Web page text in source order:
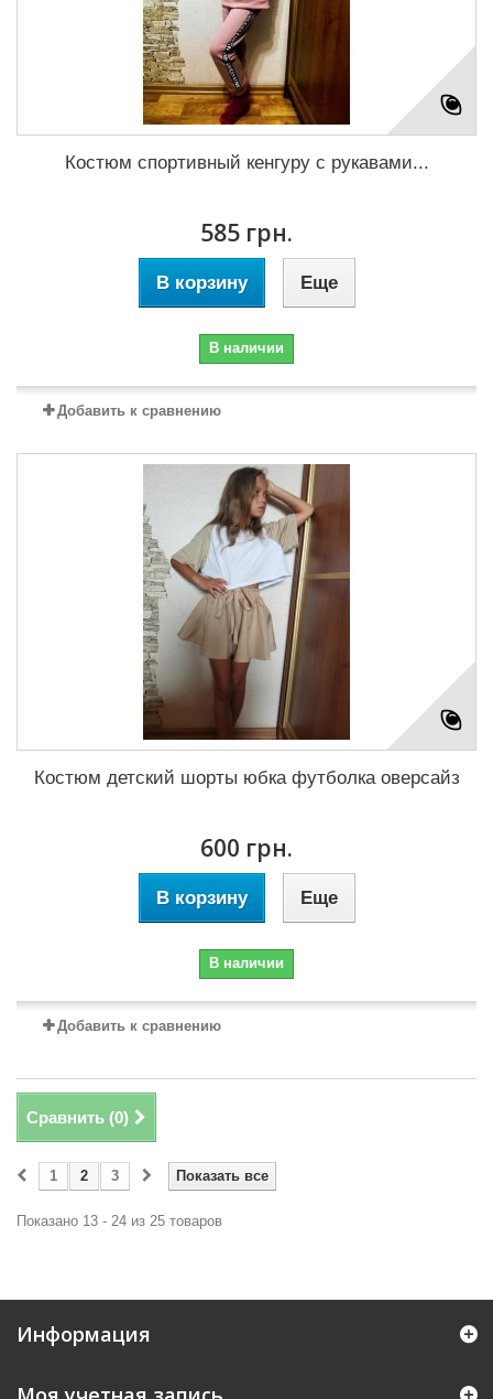
Костюм спортивный кенгуру с рукавами...
585 грн.
В корзину Еще
В наличии
Добавить к сравнению
Костюм детский шорты юбка футболка оверсайз
600 грн.
В корзину Еще
В наличии
Добавить к сравнению
Сравнить (0)
Показать все
1 2 3
Показано 13 - 24 из 25 товаров
Информация